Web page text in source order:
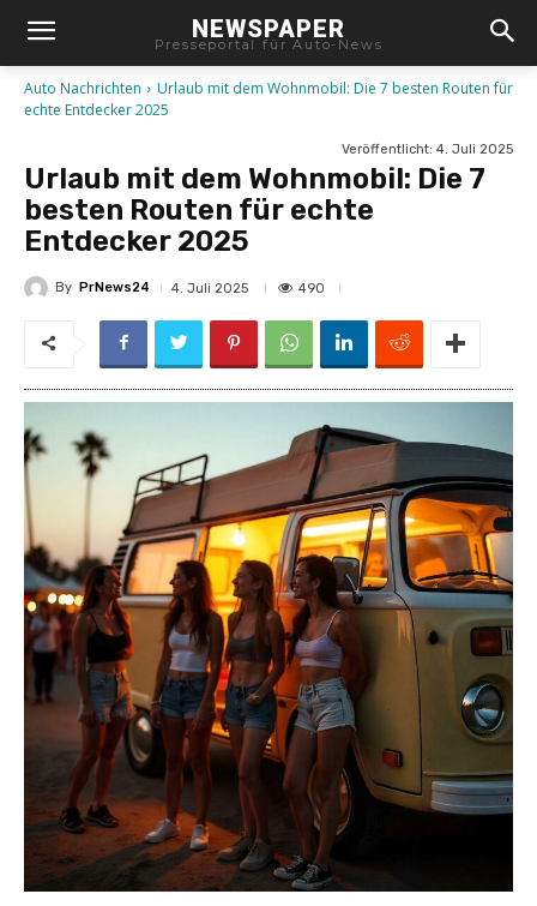
NEWSPAPER
Presseportal für Auto-News
Auto Nachrichten
Urlaub mit dem Wohnmobil: Die 7 besten Routen für
echte Entdecker 2025
Veröffentlicht: 4. Juli 2025
Urlaub mit dem Wohnmobil: Die 7
besten Routen für echte
Entdecker 2025
By PrNews24 4. Juli 2025 490